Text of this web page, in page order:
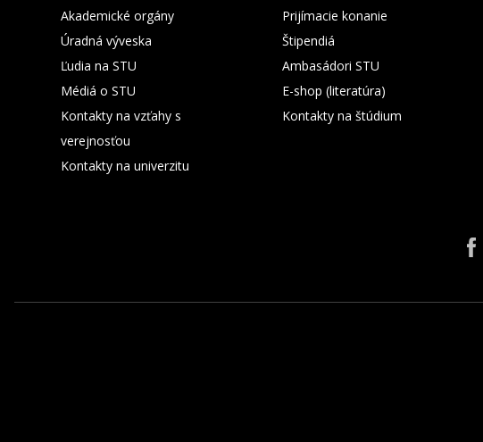
Akademické orgány
Úradná výveska
Ľudia na STU
Médiá o STU
Kontakty na vzťahy s
verejnosťou
Kontakty na univerzitu
Prijímacie konanie
Štipendiá
Ambasádori STU
E-shop (literatúra)
Kontakty na štúdium